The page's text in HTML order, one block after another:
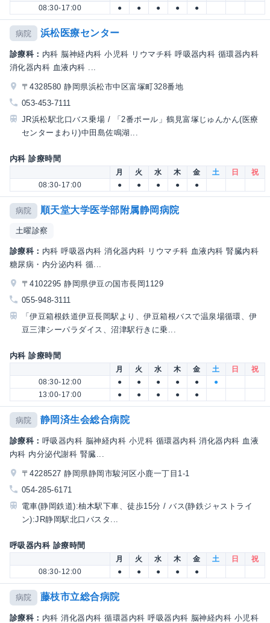
08:30-17:00
● ● ● ● ●
病院 浜松医療センター
診療科： 内科 脳神経内科 小児科 リウマチ科 呼吸器内科 循環器内科
消化器内科 血液内科 ...
〒4328580 静岡県浜松市中区富塚町328番地
053-453-7111
JR浜松駅北口バス乗場 / 「2番ポール」鶴見富塚じゅんかん(医療
センターまわり)中田島佐鳴湖...
内科 診療時間
月 火 水 木 金 土 日
祝
08:30-17:00
● ● ● ● ●
病院 順天堂大学医学部附属静岡病院
土曜診察
診療科： 内科 呼吸器内科 消化器内科 リウマチ科 血液内科 腎臓内科
糖尿病・内分泌内科 循...
〒4102295 静岡県伊豆の国市長岡1129
055-948-3111
「伊豆箱根鉄道伊豆長岡駅より、伊豆箱根バスで温泉場循環、伊
豆三津シーパラダイス、沼津駅行きに乗...
内科 診療時間
月 火 水 木 金 土 日
祝
08:30-12:00
● ● ● ● ●
●
13:00-17:00
● ● ● ● ●
病院 静岡済生会総合病院
診療科： 呼吸器内科 脳神経内科 小児科 循環器内科 消化器内科 血液
内科 内分泌代謝科 腎臓...
〒4228527 静岡県静岡市駿河区小鹿一丁目1-1
054-285-6171
電車(静岡鉄道):柚木駅下車、徒歩15分 / バス(静鉄ジャストライ
ン):JR静岡駅北口バスタ...
呼吸器内科 診療時間
月 火 水 木 金 土 日
祝
08:30-12:00
● ● ● ● ●
病院 藤枝市立総合病院
診療科： 内科 消化器内科 循環器内科 呼吸器内科 脳神経内科 小児科